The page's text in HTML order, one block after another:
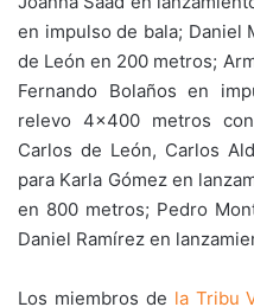
en impulso de bala; Daniel
de León en 200 metros;
Fernando Bolaños en
relevo 4×400 metros
Carlos de León, Carlos
para Karla Gómez en
en 800 metros; Pedro
Daniel Ramírez en
Los miembros de la Tribu